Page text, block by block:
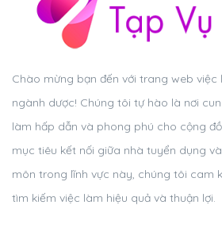
Chào mừng bạn đến với trang web
ngành dược! Chúng tôi tự hào là nơi
làm hấp dẫn và phong phú cho cộng
mục tiêu kết nối giữa nhà tuyển dụng
môn trong lĩnh vực này, chúng tôi cam
tìm kiếm việc làm hiệu quả và thuận lợi.